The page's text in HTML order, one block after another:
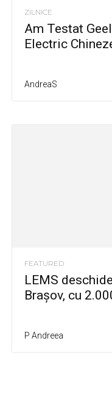
ZILNICE
Am Testat
Electric
AndreaS
FEATURED
LEMS
Brașov, cu
P Andreea